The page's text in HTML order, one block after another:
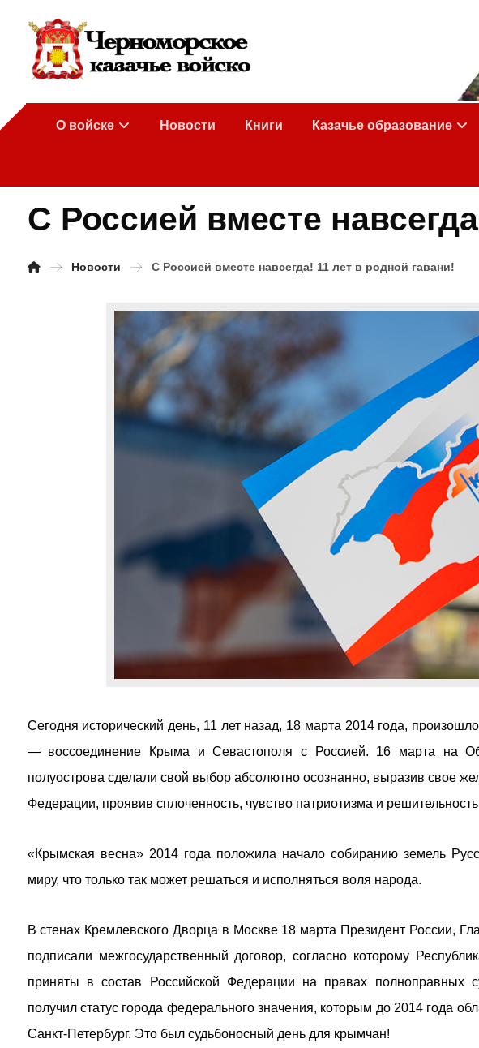
О войске Новости Книги Казачье образование
С Россией вместе
Новости С Россией вместе навсегда! 11 лет в родной гавани!
Сегодня исторический день, 11 лет назад, 18 марта 2014 года,
— воссоединение Крыма и Севастополя с Россией. 16 марта на
полуострова сделали свой выбор абсолютно осознанно, выразив свое
Федерации, проявив сплоченность, чувство патриотизма и
«Крымская весна» 2014 года положила начало собиранию земель
миру, что только так может решаться и исполняться воля народа.
В стенах Кремлевского Дворца в Москве 18 марта Президент России,
подписали межгосударственный договор, согласно которому
приняты в состав Российской Федерации на правах полноправных
получил статус города федерального значения, которым до 2014 года
Санкт-Петербург. Это был судьбоносный день для крымчан!